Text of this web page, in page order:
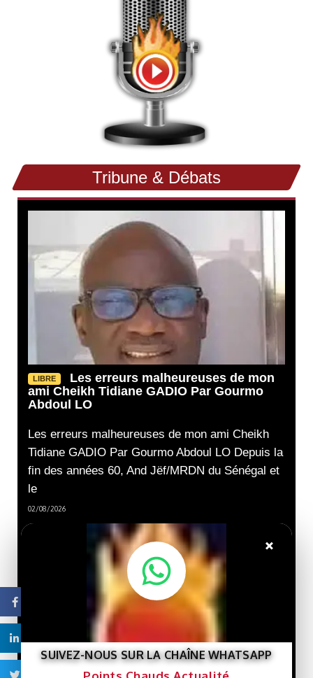
Tribune & Débats
LIBRE
Les erreurs malheureuses de mon
ami Cheikh Tidiane GADIO Par Gourmo
Abdoul LO
Les erreurs malheureuses de mon ami Cheikh
Tidiane GADIO Par Gourmo Abdoul LO Depuis la
fin des années 60, And Jëf/MRDN du Sénégal et
le
02/08/2026
LIBRE
Nouveau livre :
« Gaza et le destin de la
Palestine »… Une lecture
de l’histoire de la cause
palestinienne depuis la
porte de Gaza.
LIBRE
Que veut le
Président Ghazwani?
21/07/2026
×
SUIVEZ-NOUS SUR LA CHAÎNE WHATSAPP